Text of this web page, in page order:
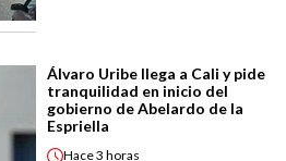
Álvaro Uribe llega a Cali y pide
tranquilidad en inicio del
gobierno de Abelardo de la
Espriella
Hace3 horas